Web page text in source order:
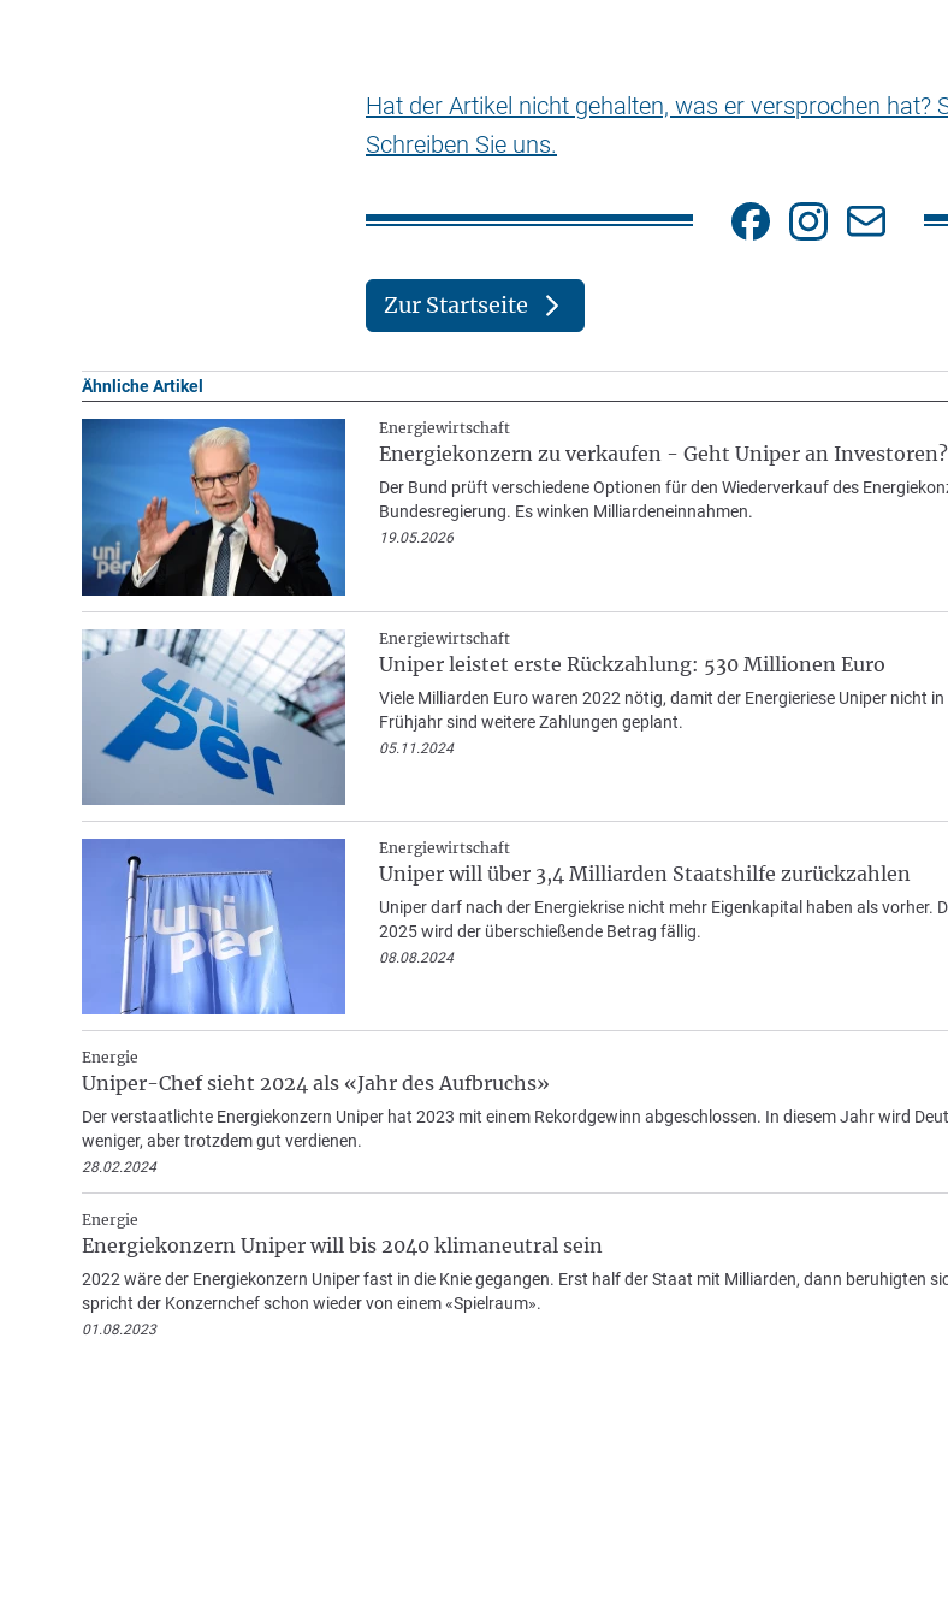
Hat der Artikel nicht gehalten, was er versprochen hat?
Schreiben Sie uns.
Zur Startseite
Ähnliche Artikel
Energiewirtschaft
Energiekonzern zu verkaufen - Geht Uniper an Investoren?
Der Bund prüft verschiedene Optionen für den Wiederverkauf des
Bundesregierung. Es winken Milliardeneinnahmen.
19.05.2026
Energiewirtschaft
Uniper leistet erste Rückzahlung: 530 Millionen Euro
Viele Milliarden Euro waren 2022 nötig, damit der Energieriese Uniper nicht
Frühjahr sind weitere Zahlungen geplant.
05.11.2024
Energiewirtschaft
Uniper will über 3,4 Milliarden Staatshilfe zurückzahlen
Uniper darf nach der Energiekrise nicht mehr Eigenkapital haben als
2025 wird der überschießende Betrag fällig.
08.08.2024
Energie
Uniper-Chef sieht 2024 als «Jahr des Aufbruchs»
Der verstaatlichte Energiekonzern Uniper hat 2023 mit einem Rekordgewinn abgeschlossen. In diesem Jahr wird
weniger, aber trotzdem gut verdienen.
28.02.2024
Energie
Energiekonzern Uniper will bis 2040 klimaneutral sein
2022 wäre der Energiekonzern Uniper fast in die Knie gegangen. Erst half der Staat mit Milliarden, dann beruhigten
spricht der Konzernchef schon wieder von einem «Spielraum».
01.08.2023